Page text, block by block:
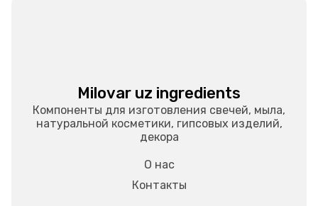
Milovar uz ingredients
Компоненты для изготовления свечей, мыла,
натуральной косметики, гипсовых изделий,
декора
О нас
Контакты